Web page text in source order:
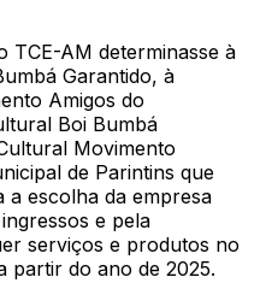
TCE-AM determinasse à
Garantido, à
Amigos do
Boi Bumbá
Movimento
de Parintins que
escolha da empresa
e pela
serviços e produtos no
partir do ano de 2025.